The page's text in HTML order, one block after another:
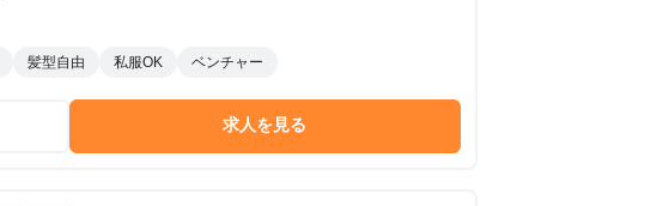
髪型自由 私服OK ベンチャー
求人を見る